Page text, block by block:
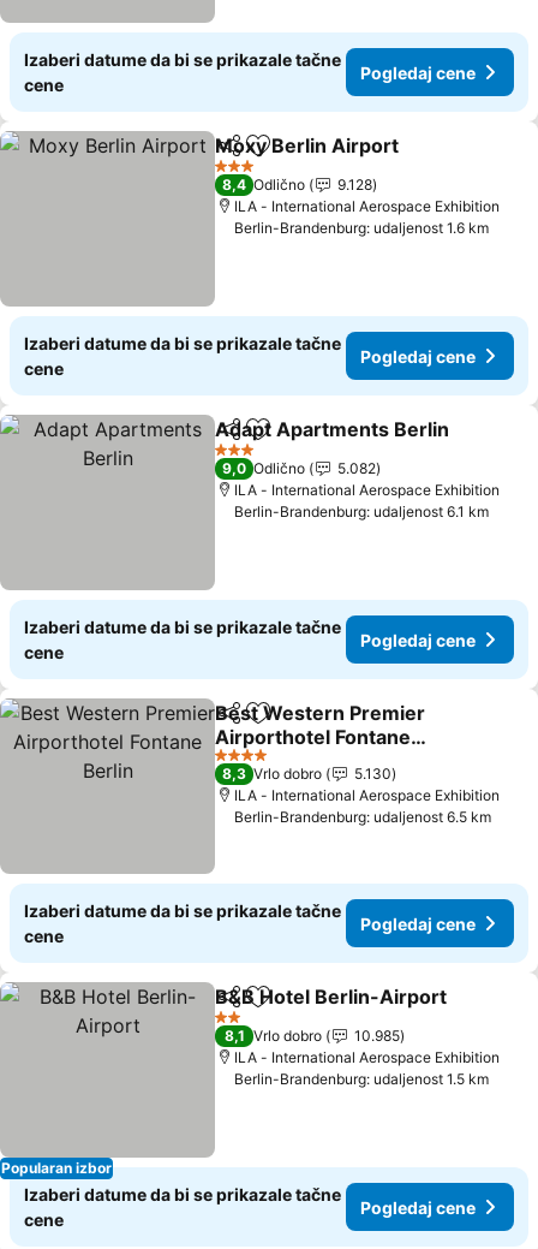
Izaberi datume da bi se prikazale tačne
cene
Pogledaj cene
Deli Dodati u favorite
Moxy Berlin Airport
3 Zvezdice
8,4 Odlično
9.128
ILA - International Aerospace Exhibition
Berlin-Brandenburg: udaljenost 1.6 km
Izaberi datume da bi se prikazale tačne
cene
Pogledaj cene
Deli Dodati u favorite
Adapt Apartments Berlin
3 Zvezdice
9,0 Odlično
5.082
ILA - International Aerospace Exhibition
Berlin-Brandenburg: udaljenost 6.1 km
Izaberi datume da bi se prikazale tačne
cene
Pogledaj cene
Deli Dodati u favorite
Best Western Premier
Airporthotel Fontane
Berlin
Pogledaj cene
4 Zvezdice
8,3 Vrlo dobro
5.130
ILA - International Aerospace Exhibition
Berlin-Brandenburg: udaljenost 6.5 km
Izaberi datume da bi se prikazale tačne
cene
Pogledaj cene
Popularan izbor
Deli Dodati u favorite
B&B Hotel Berlin-Airport
2 Zvezdice
8,1 Vrlo dobro
10.985
ILA - International Aerospace Exhibition
Berlin-Brandenburg: udaljenost 1.5 km
Izaberi datume da bi se prikazale tačne
cene
Pogledaj cene